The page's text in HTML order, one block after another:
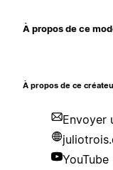
À propos de ce
À propos de ce
Envoyer
YouTube